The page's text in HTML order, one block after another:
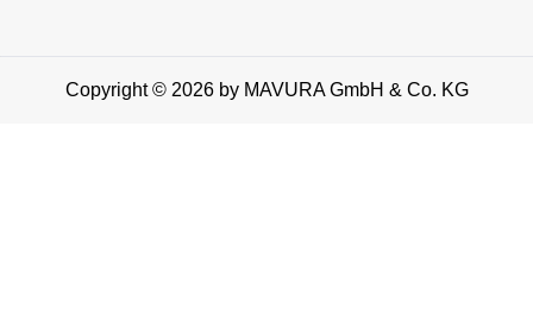
Copyright © 2026 by MAVURA GmbH & Co. KG